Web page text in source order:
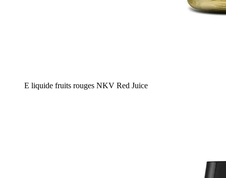
E liquide fruits rouges NKV Red Juice